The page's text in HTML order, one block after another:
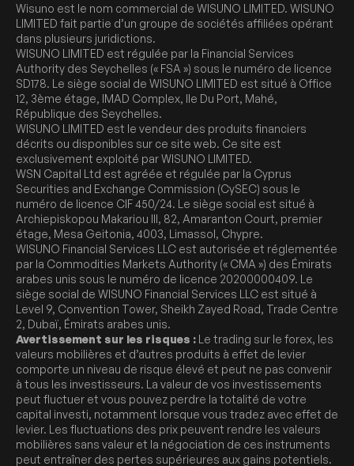
Wisuno est le nom commercial de WISUNO LIMITED. WISUNO
LIMITED fait partie d’un groupe de sociétés affiliées opérant
dans plusieurs juridictions.
WISUNO LIMITED est régulée par la Financial Services
Authority des Seychelles (« FSA ») sous le numéro de licence
SD178. Le siège social de WISUNO LIMITED est situé à Office
12, 3ème étage, IMAD Complex, Ile Du Port, Mahé,
République des Seychelles.
WISUNO LIMITED est le vendeur des produits financiers
décrits ou disponibles sur ce site web. Ce site est
exclusivement exploité par WISUNO LIMITED.
WSN Capital Ltd est agréée et régulée par la Cyprus
Securities and Exchange Commission (CySEC) sous le
numéro de licence CIF 450/24. Le siège social est situé à
Archiepiskopou Makariou III, 82, Amaranton Court, premier
étage, Mesa Geitonia, 4003, Limassol, Chypre.
WISUNO Financial Services LLC est autorisée et réglementée
par la Commodities Markets Authority (« CMA ») des Émirats
arabes unis sous le numéro de licence 20200000409. Le
siège social de WISUNO Financial Services LLC est situé à
Level 9, Convention Tower, Sheikh Zayed Road, Trade Centre
2, Dubaï, Émirats arabes unis.
Avertissement sur les risques : Le trading sur le forex, les
valeurs mobilières et d’autres produits à effet de levier
comporte un niveau de risque élevé et peut ne pas convenir
à tous les investisseurs. La valeur de vos investissements
peut fluctuer et vous pouvez perdre la totalité de votre
capital investi, notamment lorsque vous tradez avec effet de
levier. Les fluctuations des prix peuvent rendre les valeurs
mobilières sans valeur et la négociation de ces instruments
peut entraîner des pertes supérieures aux gains potentiels.